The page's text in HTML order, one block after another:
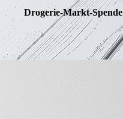
Drogerie-Markt-Spende